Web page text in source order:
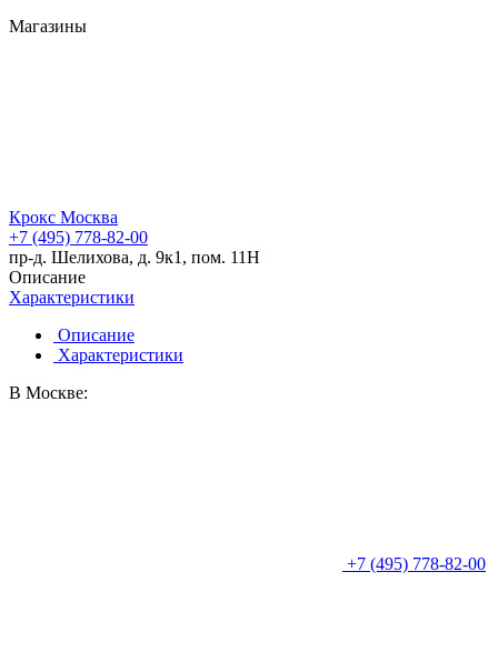
Магазины
Крокс Москва
+7 (495) 778-82-00
пр-д. Шелихова, д. 9к1, пом. 11Н
Описание
Характеристики
Описание
Характеристики
В Москве:
+7 (495) 778-82-00